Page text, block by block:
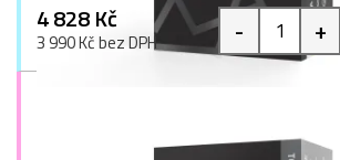
4 828 Kč
3 990 Kč bez DPH - +